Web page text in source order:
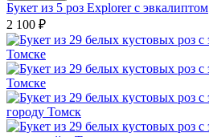
Букет из 5 роз Explorer с эвкалиптом
2 100 ₽